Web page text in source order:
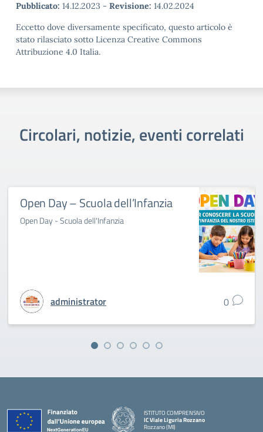
Pubblicato: 14.12.2023 - Revisione: 14.02.2024
Eccetto dove diversamente specificato, questo articolo è
stato rilasciato sotto Licenza Creative Commons
Attribuzione 4.0 Italia.
Circolari, notizie, eventi correlati
Open Day – Scuola dell’Infanzia
Open Day - Scuola dell'Infanzia
administrator 0
ISTITUTO COMPRENSIVO
IC Viale Liguria Rozzano
Rozzano (MI)